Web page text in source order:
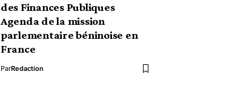
des Finances Publiques
Agenda de la mission
parlementaire béninoise en
France
ParRedaction